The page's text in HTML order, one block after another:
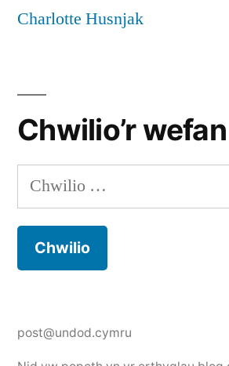
Charlotte Husnjak
Chwilio’r
Chwilio
am:
post@undod.cymru